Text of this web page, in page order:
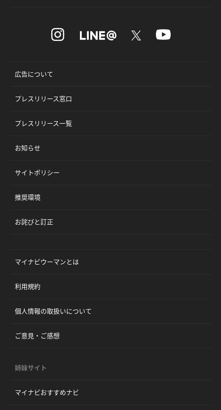
広告について
プレスリリース窓口
プレスリリース一覧
お知らせ
サイトポリシー
推奨環境
お詫びと訂正
マイナビウーマンとは
利用規約
個人情報の取扱いについて
ご意見・ご感想
姉妹サイト
マイナビおすすめナビ